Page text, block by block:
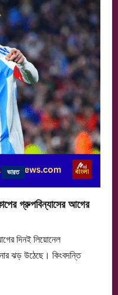
ভারত
গ্রুপবিন্যাসের আগের
দিনই লিয়োনেল
ঝড় উঠেছে। কিংবদন্তি